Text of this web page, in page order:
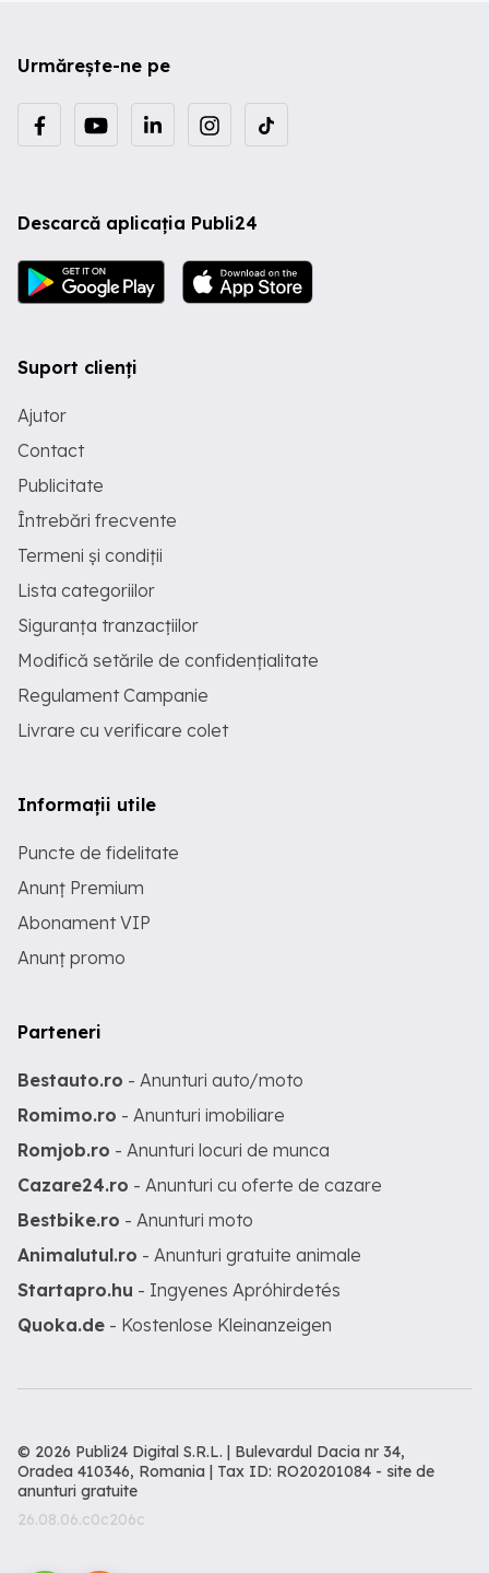
Urmărește-ne pe
Descarcă aplicația Publi24
Suport clienți
Ajutor
Contact
Publicitate
Întrebări frecvente
Termeni și condiții
Lista categoriilor
Siguranța tranzacțiilor
Modifică setările de confidențialitate
Regulament Campanie
Livrare cu verificare colet
Informații utile
Puncte de fidelitate
Anunț Premium
Abonament VIP
Anunț promo
Parteneri
Bestauto.ro - Anunturi auto/moto
Romimo.ro - Anunturi imobiliare
Romjob.ro - Anunturi locuri de munca
Cazare24.ro - Anunturi cu oferte de cazare
Bestbike.ro - Anunturi moto
Animalutul.ro - Anunturi gratuite animale
Startapro.hu - Ingyenes Apróhirdetés
Quoka.de - Kostenlose Kleinanzeigen
© 2026 Publi24 Digital S.R.L. | Bulevardul Dacia nr 34,
Oradea 410346, Romania | Tax ID: RO20201084 - site de
anunturi gratuite
26.08.06.c0c206c